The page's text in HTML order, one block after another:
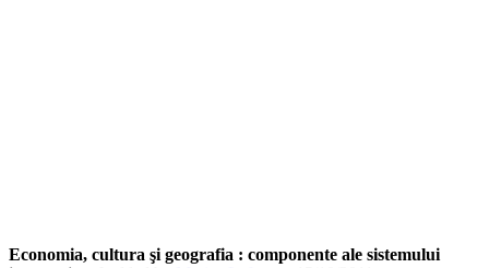
Economia, cultura şi geografia : componente ale sistemului